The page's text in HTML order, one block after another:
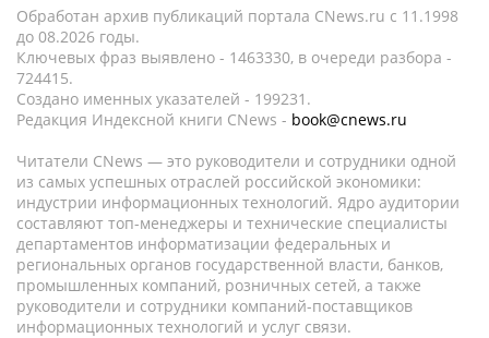
Обработан архив публикаций портала CNews.ru c 11.1998
до 08.2026 годы.
Ключевых фраз выявлено - 1463330, в очереди разбора -
724415.
Создано именных указателей - 199231.
Редакция Индексной книги CNews - book@cnews.ru
Читатели CNews — это руководители и сотрудники одной
из самых успешных отраслей российской экономики:
индустрии информационных технологий. Ядро аудитории
составляют топ-менеджеры и технические специалисты
департаментов информатизации федеральных и
региональных органов государственной власти, банков,
промышленных компаний, розничных сетей, а также
руководители и сотрудники компаний-поставщиков
информационных технологий и услуг связи.